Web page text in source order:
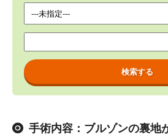
手術内容：ブルゾンの裏地